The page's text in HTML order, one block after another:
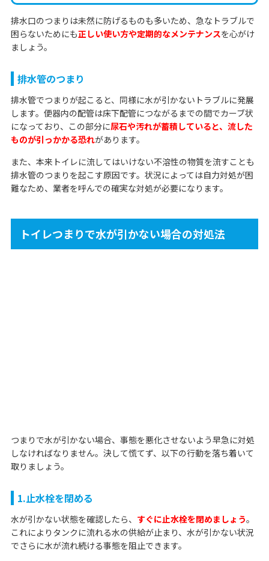
排水口のつまりは未然に防げるものも多いため、急なトラブルで
困らないためにも正しい使い方や定期的なメンテナンスを心がけ
ましょう。
排水管のつまり
排水管でつまりが起こると、同様に水が引かないトラブルに発展
します。便器内の配管は床下配管につながるまでの間でカーブ状
になっており、この部分に尿石や汚れが蓄積していると、流した
ものが引っかかる恐れがあります。
また、本来トイレに流してはいけない不溶性の物質を流すことも
排水管のつまりを起こす原因です。状況によっては自力対処が困
難なため、業者を呼んでの確実な対処が必要になります。
トイレつまりで水が引かない場合の対処法
つまりで水が引かない場合、事態を悪化させないよう早急に対処
しなければなりません。決して慌てず、以下の行動を落ち着いて
取りましょう。
1.止水栓を閉める
水が引かない状態を確認したら、 すぐに止水栓を閉めましょう。
これによりタンクに流れる水の供給が止まり、水が引かない状況
でさらに水が流れ続ける事態を阻止できます。